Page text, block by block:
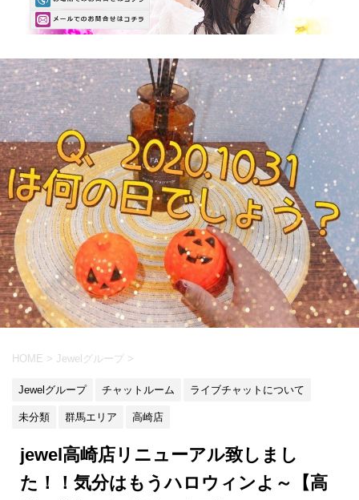
HOME > Jewelグループ >
Jewelグループ チャットルーム ライブチャットについて
未分類 群馬エリア 高崎店
jewel高崎店リニューアル致しまし
た！！気分はもうハロウィンよ～【高